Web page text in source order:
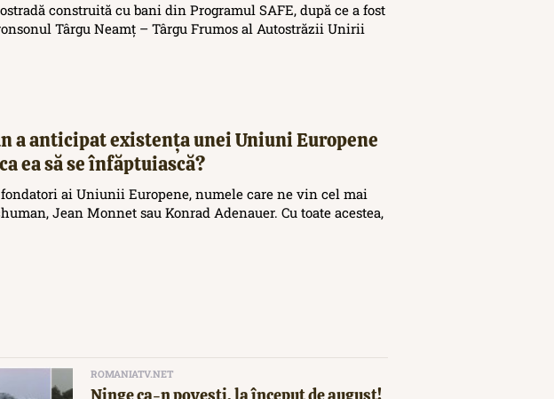
construită cu bani din Programul SAFE, după ce a fost
Târgu Neamț – Târgu Frumos al Autostrăzii Unirii
a anticipat existența unei Uniuni Europene
ea să se înfăptuiască?
ai Uniunii Europene, numele care ne vin cel mai
Jean Monnet sau Konrad Adenauer. Cu toate acestea,
ROMANIATV.NET
Ninge ca-n povești, la început de august!